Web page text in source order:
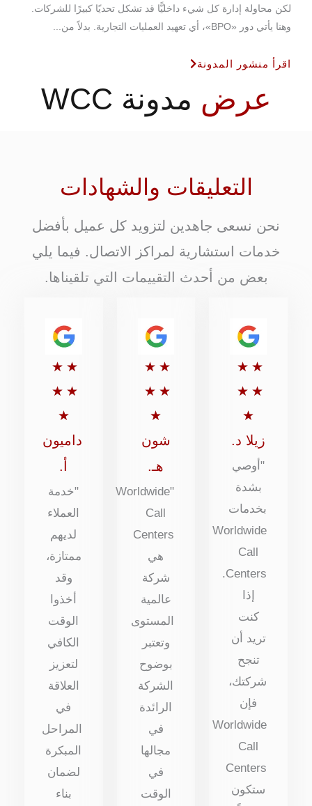
لكن محاولة إدارة كل شيء داخليًّا قد تشكل تحديًا كبيرًا للشركات.
وهنا يأتي دور «BPO»، أي تعهيد العمليات التجارية. بدلاً من...
اقرأ منشور المدونة
عرض مدونة WCC
التعليقات والشهادات
نحن نسعى جاهدين لتزويد كل عميل بأفضل
خدمات استشارية لمراكز الاتصال. فيما يلي
بعض من أحدث التقييمات التي تلقيناها.
★
★
★
★
★
تقييم
5
من
5
زيلا د.
"أوصي
بشدة
بخدمات
Worldwide
Call
Centers.
إذا
كنت
تريد أن
تنجح
شركتك،
فإن
Worldwide
Call
Centers
ستكون
★
★
★
★
★
تقييم
5
من
5
شون
هـ.
"Worldwide
Call
Centers
هي
شركة
عالمية
المستوى
وتعتبر
بوضوح
الشركة
الرائدة
في
مجالها
في
الوقت
★
★
★
★
★
تقييم
5
5
داميون
أ.
"خدمة
العملاء
لديهم
ممتازة،
وقد
أخذوا
الوقت
الكافي
لتعزيز
العلاقة
في
المراحل
المبكرة
لضمان
بناء